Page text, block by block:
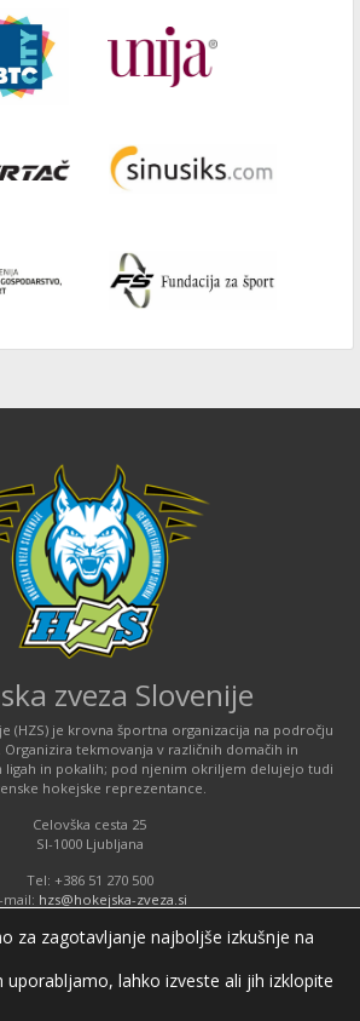
zveza Slovenije
(HZS) je krovna športna organizacija na področju
tekmovanja v različnih domačih in
ligah in pokalih; pod njenim okriljem delujejo tudi
hokejske reprezentance.
Celovška cesta 25
SI-1000 Ljubljana
Tel: +386 51 270 500
mail: hzs@hokejska-zveza.si
o uporabi spletnih piškotkov
za zagotavljanje najboljše izkušnje na
uporabljamo, lahko izveste ali jih izklopite